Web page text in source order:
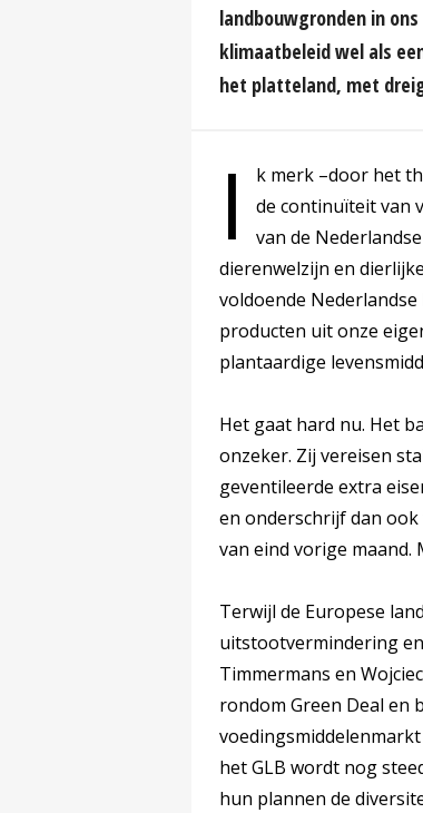
landbouwgronden in
klimaatbeleid wel als
het platteland, met
I
k merk –door het
de continuïteit van
van de
dierenwelzijn en
voldoende
producten uit onze
plantaardige
Het gaat hard nu. Het
onzeker. Zij vereisen
geventileerde extra
en onderschrijf dan
van eind vorige
Terwijl de Europese
uitstootvermindering
Timmermans en
rondom Green Deal en
het GLB wordt nog
hun plannen de